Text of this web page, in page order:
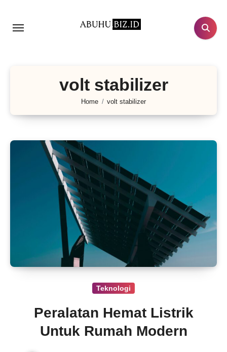
volt stabilizer
Home volt stabilizer
Teknologi
Peralatan Hemat Listrik
Untuk Rumah Modern